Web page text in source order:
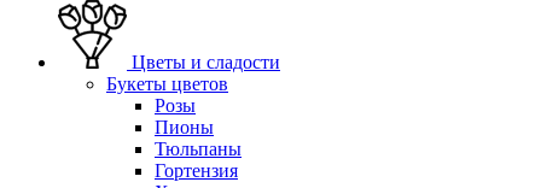
Цветы и сладости
Букеты цветов
Розы
Пионы
Тюльпаны
Гортензия